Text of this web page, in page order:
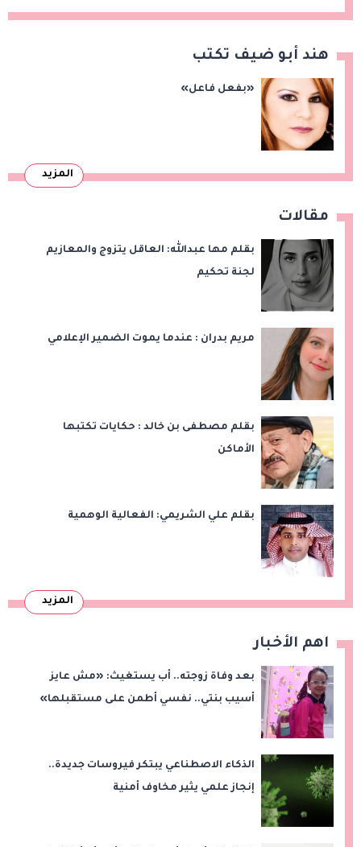
هند أبو ضيف تكتب
«بفعل فاعل»
المزيد
مقالات
بقلم مها عبدالله: العاقل يتزوج والمعازيم
لجنة تحكيم
مريم بدران : عندما يموت الضمير الإعلامي
بقلم مصطفى بن خالد : حكايات تكتبها
الأماكن
بقلم علي الشريمي: الفعالية الوهمية
المزيد
اهم الأخبار
بعد وفاة زوجته.. أب يستغيث: «مش عايز
أسيب بنتي.. نفسي أطمن على مستقبلها»
الذكاء الاصطناعي يبتكر فيروسات جديدة..
إنجاز علمي يثير مخاوف أمنية